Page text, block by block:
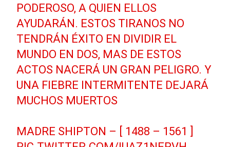
PODEROSO, A QUIEN ELLOS
AYUDARÁN. ESTOS TIRANOS NO
TENDRÁN ÉXITO EN DIVIDIR EL
MUNDO EN DOS, MAS DE ESTOS
ACTOS NACERÁ UN GRAN PELIGRO. Y
UNA FIEBRE INTERMITENTE DEJARÁ
MUCHOS MUERTOS
MADRE SHIPTON – [ 1488 – 1561 ]